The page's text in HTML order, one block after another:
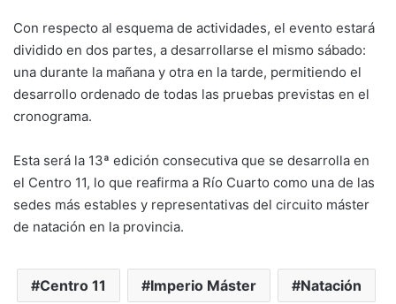
Con respecto al esquema de actividades, el evento estará
dividido en dos partes, a desarrollarse el mismo sábado:
una durante la mañana y otra en la tarde, permitiendo el
desarrollo ordenado de todas las pruebas previstas en el
cronograma.
Esta será la 13ª edición consecutiva que se desarrolla en
el Centro 11, lo que reafirma a Río Cuarto como una de las
sedes más estables y representativas del circuito máster
de natación en la provincia.
Centro 11 Imperio Máster Natación